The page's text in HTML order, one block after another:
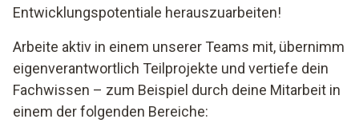
Entwicklungspotentiale herauszuarbeiten!
Arbeite aktiv in einem unserer Teams mit, übernimm
eigenverantwortlich Teilprojekte und vertiefe dein
Fachwissen – zum Beispiel durch deine Mitarbeit in
einem der folgenden Bereiche: